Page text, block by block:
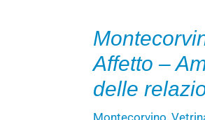
Affetto –
delle
Montecorvino,